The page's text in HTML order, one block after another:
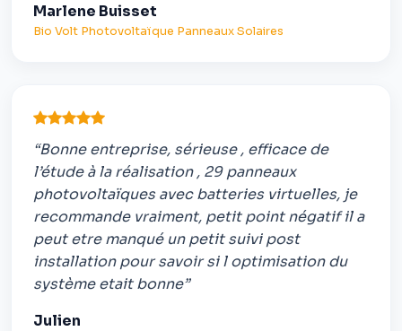
Marlene Buisset
Bio Volt Photovoltaïque Panneaux Solaires
“Bonne entreprise, sérieuse , efficace de
l’étude à la réalisation , 29 panneaux
photovoltaïques avec batteries virtuelles, je
recommande vraiment, petit point négatif il a
peut etre manqué un petit suivi post
installation pour savoir si l optimisation du
système etait bonne”
Julien